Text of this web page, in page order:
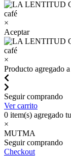
×
Aceptar
×
Producto agregado
Seguir comprando
Ver carrito
0 item(s) agregado
×
MUTMA
Seguir comprando
Checkout